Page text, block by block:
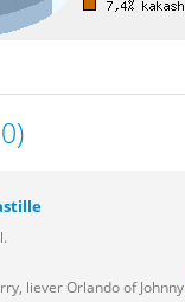
liever Orlando of Johnny